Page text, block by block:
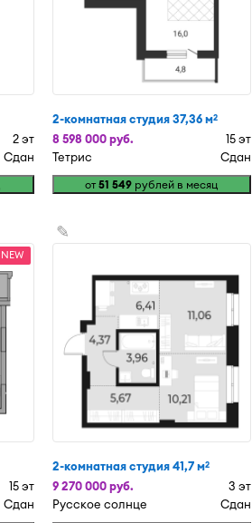
2 эт
Сдан
2-комнатная студия 37,36 м2
8 598 000 руб.
15 эт
Тетрис
Сдан
от51 549 рублей в месяц
NEW
15 эт
Сдан
✎
2-комнатная студия 41,7 м2
9 270 000 руб.
3 эт
Русское солнце
Сдан